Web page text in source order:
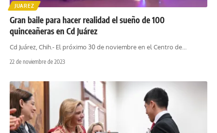
JUAREZ
Gran baile para hacer realidad el sueño de 100
quinceañeras en Cd Juárez
Cd Juárez, Chih.- El próximo 30 de noviembre en el Centro de
22 de noviembre de 2023